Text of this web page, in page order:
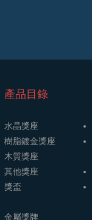
​產品目錄
水晶獎座
樹脂鍍金獎座
木質獎座
其他獎座
獎盃
金屬獎牌